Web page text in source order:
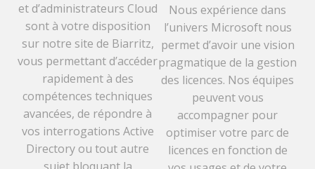
et d’administrateurs Cloud
sont à votre disposition
sur notre site de Biarritz,
vous permettant d’accéder
rapidement à des
compétences techniques
avancées, de répondre à
vos interrogations Active
Directory ou tout autre
Nous expérience dans
l’univers Microsoft nous
permet d’avoir une vision
pragmatique de la gestion
des licences. Nos équipes
peuvent vous
accompagner pour
optimiser votre parc de
licences en fonction de